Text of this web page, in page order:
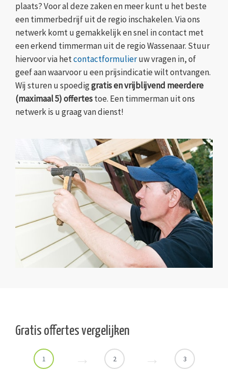
plaats? Voor al deze zaken en meer kunt u het beste
een timmerbedrijf uit de regio inschakelen. Via ons
netwerk komt u gemakkelijk en snel in contact met
een erkend timmerman uit de regio Wassenaar. Stuur
hiervoor via hetcontactformulieruw vragen in, of
geef aan waarvoor u een prijsindicatie wilt ontvangen.
Wij sturen u spoediggratis en vrijblijvend meerdere
(maximaal 5) offertestoe. Een timmerman uit ons
netwerk is u graag van dienst!
Gratis offertes vergelijken
1 2 3